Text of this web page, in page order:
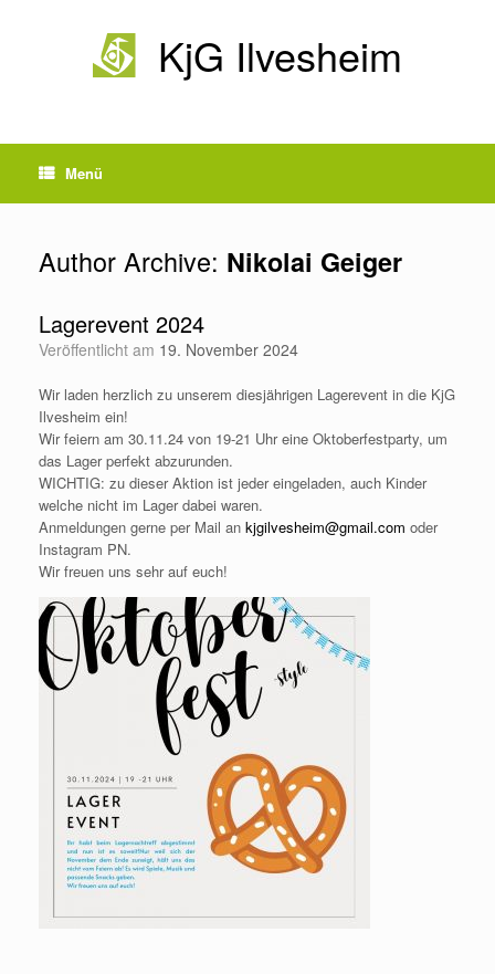
KjG Ilvesheim
Menü
Author Archive: Nikolai Geiger
Lagerevent 2024
Veröffentlicht am 19. November 2024
Wir laden herzlich zu unserem diesjährigen Lagerevent in die KjG
Ilvesheim ein!
Wir feiern am 30.11.24 von 19-21 Uhr eine Oktoberfestparty, um
das Lager perfekt abzurunden.
WICHTIG: zu dieser Aktion ist jeder eingeladen, auch Kinder
welche nicht im Lager dabei waren.
Anmeldungen gerne per Mail an kjgilvesheim@gmail.com oder
Instagram PN.
Wir freuen uns sehr auf euch!